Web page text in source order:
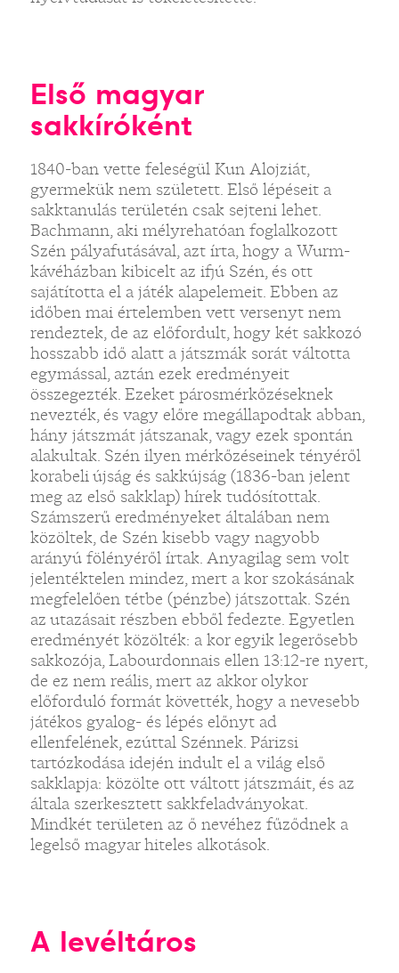
Első magyar
sakkíróként
1840-ban vette feleségül Kun Alojziát,
gyermekük nem született. Első lépéseit a
sakktanulás területén csak sejteni lehet.
Bachmann, aki mélyrehatóan foglalkozott
Szén pályafutásával, azt írta, hogy a Wurm-
kávéházban kibicelt az ifjú Szén, és ott
sajátította el a játék alapelemeit. Ebben az
időben mai értelemben vett versenyt nem
rendeztek, de az előfordult, hogy két sakkozó
hosszabb idő alatt a játszmák sorát váltotta
egymással, aztán ezek eredményeit
összegezték. Ezeket párosmérkőzéseknek
nevezték, és vagy előre megállapodtak abban,
hány játszmát játszanak, vagy ezek spontán
alakultak. Szén ilyen mérkőzéseinek tényéről
korabeli újság és sakkújság (1836-ban jelent
meg az első sakklap) hírek tudósítottak.
Számszerű eredményeket általában nem
közöltek, de Szén kisebb vagy nagyobb
arányú fölényéről írtak. Anyagilag sem volt
jelentéktelen mindez, mert a kor szokásának
megfelelően tétbe (pénzbe) játszottak. Szén
az utazásait részben ebből fedezte. Egyetlen
eredményét közölték: a kor egyik legerősebb
sakkozója, Labourdonnais ellen 13:12-re nyert,
de ez nem reális, mert az akkor olykor
előforduló formát követték, hogy a nevesebb
játékos gyalog- és lépés előnyt ad
ellenfelének, ezúttal Szénnek. Párizsi
tartózkodása idején indult el a világ első
sakklapja: közölte ott váltott játszmáit, és az
általa szerkesztett sakkfeladványokat.
Mindkét területen az ő nevéhez fűződnek a
legelső magyar hiteles alkotások.
A levéltáros